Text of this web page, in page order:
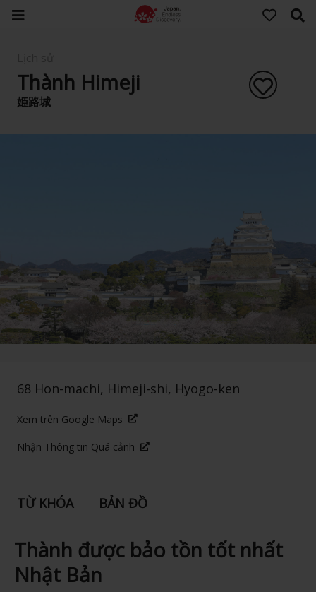
Thành Himeji
姫路城
68 Hon-machi, Himeji-shi, Hyogo-ken
Xem trên Google Maps
Nhận Thông tin Quá cảnh
TỪ KHÓA BẢN ĐỒ
Thành được bảo tồn tốt nhất
Nhật Bản